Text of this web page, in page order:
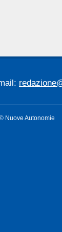
Nuove Autonomie